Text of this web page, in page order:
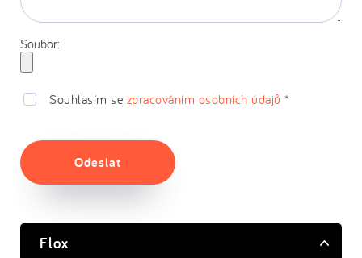
Soubor:
Souhlasím se zpracováním osobních údajů *
Odeslat
Flox